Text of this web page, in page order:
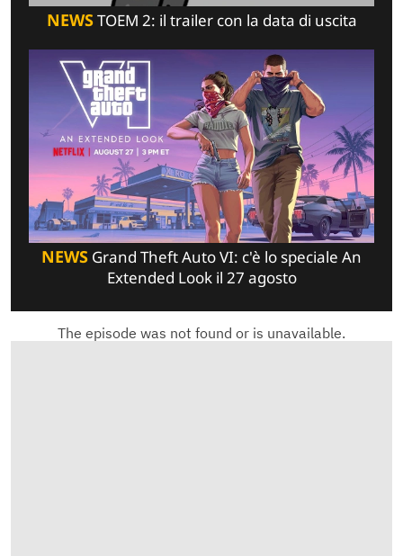
NEWSTOEM 2: il trailer con la data di uscita
NEWS Grand Theft Auto VI: c'è lo speciale An
Extended Look il 27 agosto